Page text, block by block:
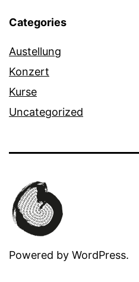
Categories
Austellung
Konzert
Kurse
Uncategorized
Powered by WordPress.